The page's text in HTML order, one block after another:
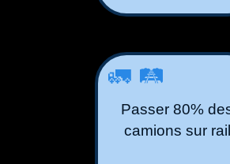
🚛🛤️
Passer 80%
camions sur rail